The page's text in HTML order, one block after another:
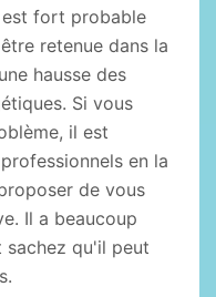
est fort probable
retenue dans la
hausse des
Si vous
il est
en la
de vous
Il a beaucoup
sachez qu'il peut